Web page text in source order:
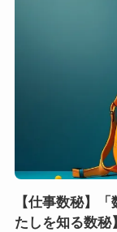
【仕事数秘】
たしを知る数秘】